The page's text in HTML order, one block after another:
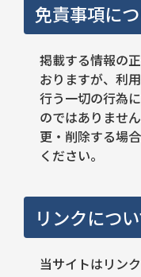
免責事項に
掲載する情報の
おりますが、利
行う一切の行為
のではありませ
更・削除する場
ください。
リンクにつ
当サイトはリンク